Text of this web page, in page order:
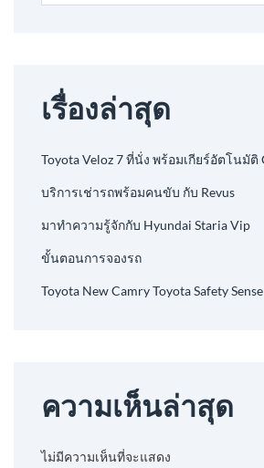
เรื่องล่าสุด
Toyota Veloz 7 ที่นั่ง พร้อมเกียร์อัตโนมัติ
บริการเช่ารถพร้อมคนขับ กับ Revus
มาทำความรู้จักกับ Hyundai Staria Vip
ขั้นตอนการจองรถ
Toyota New Camry Toyota Safety Sense
ความเห็นล่าสุด
ไม่มีความเห็นที่จะแสดง